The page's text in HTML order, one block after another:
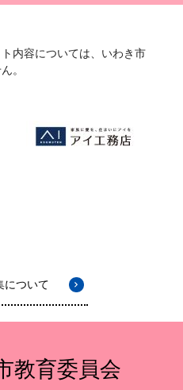
内容については、いわき市
。
について
教育委員会